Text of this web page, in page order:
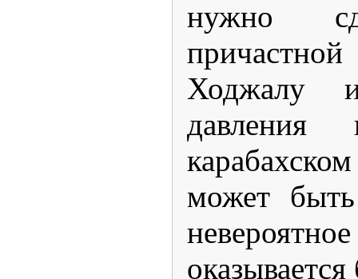
нужно
Ходжалу
может